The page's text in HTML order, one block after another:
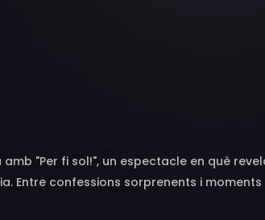
"Per fi sol!", un espectacle en què
Entre confessions sorprenents i
que fa riure i emocionar els